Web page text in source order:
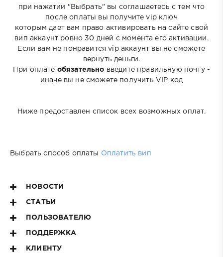
при нажатии "Выбрать" вы соглашаетесь с тем что
после оплаты вы получите vip ключ
которым дает вам право активировать на сайте свой
вип аккаунт ровно 30 дней с момента его активации.
Если вам не понравится vip аккаунт вы не сможете
вернуть деньги.
При оплате обязательно введите правильную почту -
иначе вы не сможете получить VIP код
Ниже предоставлен список всех возможных оплат.
Выбрать способ оплаты Оплатить вип
НОВОСТИ
СТАТЬИ
ПОЛЬЗОВАТЕЛЮ
ПОДДЕРЖКА
КЛИЕНТУ